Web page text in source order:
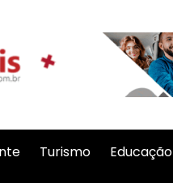
Turismo Educação